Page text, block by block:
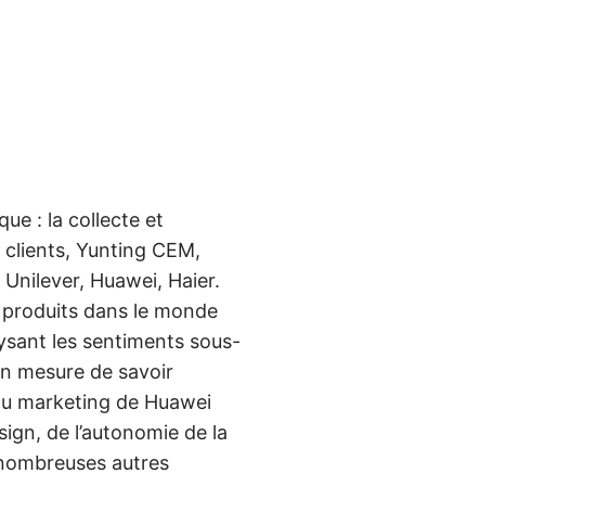
: la collecte et
Yunting CEM,
Huawei, Haier.
dans le monde
les sentiments sous-
mesure de savoir
marketing de Huawei
de l’autonomie de la
autres